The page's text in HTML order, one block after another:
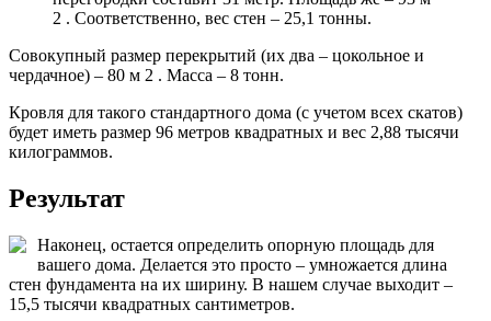
2 . Соответственно, вес стен – 25,1 тонны.
Совокупный размер перекрытий (их два – цокольное и
чердачное) – 80 м 2 . Масса – 8 тонн.
Кровля для такого стандартного дома (с учетом всех скатов)
будет иметь размер 96 метров квадратных и вес 2,88 тысячи
килограммов.
Результат
Наконец, остается определить опорную площадь для
вашего дома. Делается это просто – умножается длина
стен фундамента на их ширину. В нашем случае выходит –
15,5 тысячи квадратных сантиметров.